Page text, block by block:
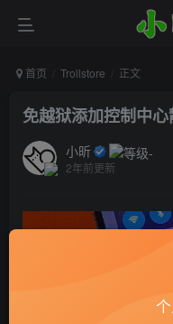
首页 Trollstore 正文
免越狱添加控制中
小昕
2年前更新